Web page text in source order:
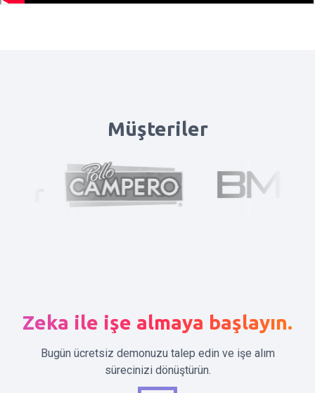
Müşteriler
Zeka ile işe almaya başlayın.
Bugün ücretsiz demonuzu talep edin ve işe alım
sürecinizi dönüştürün.